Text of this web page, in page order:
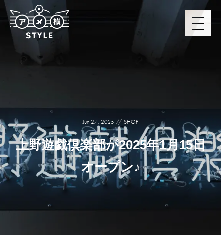
Jun 27, 2025 SHOP
上野遊戯倶楽部が2025年1月15日
オープン♪